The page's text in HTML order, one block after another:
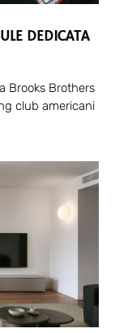
DEDICATA
Brooks Brothers
club americani